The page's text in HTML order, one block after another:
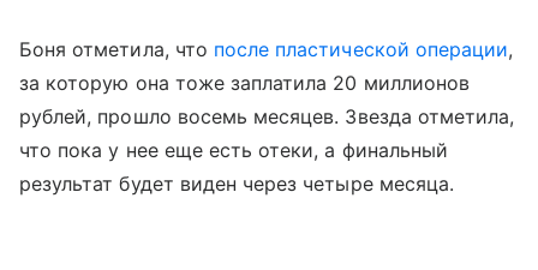
Боня отметила, что после пластической операции,
за которую она тоже заплатила 20 миллионов
рублей, прошло восемь месяцев. Звезда отметила,
что пока у нее еще есть отеки, а финальный
результат будет виден через четыре месяца.